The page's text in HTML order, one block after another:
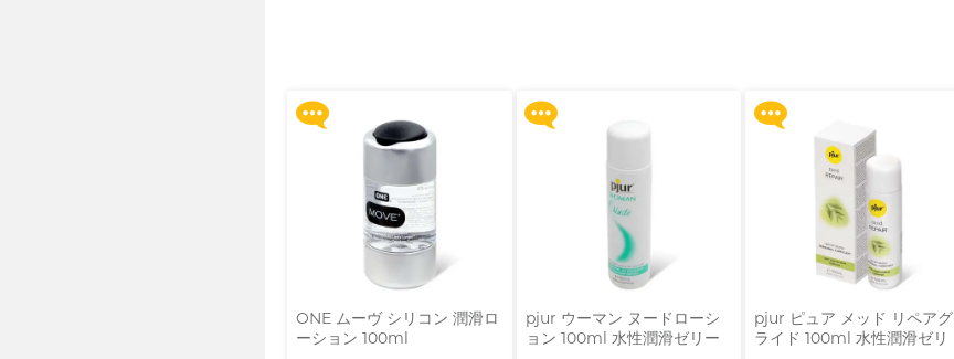
ONE ムーヴ シリコン 潤滑ロ
ーション 100ml
pjur ウーマン ヌードローシ
ョン 100ml 水性潤滑ゼリー
pjur ピュア メッド リペアグ
ライド 100ml 水性潤滑ゼリ